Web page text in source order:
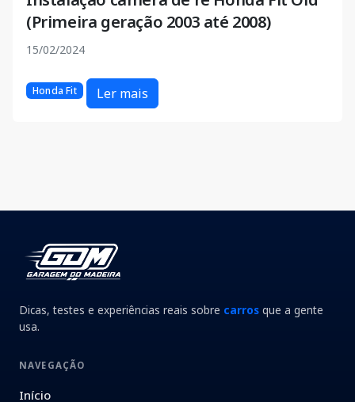
(Primeira geração 2003 até 2008)
15/02/2024
Honda Fit Ler mais
Dicas, testes e experiências reais sobre carros que a gente
usa.
NAVEGAÇÃO
Início